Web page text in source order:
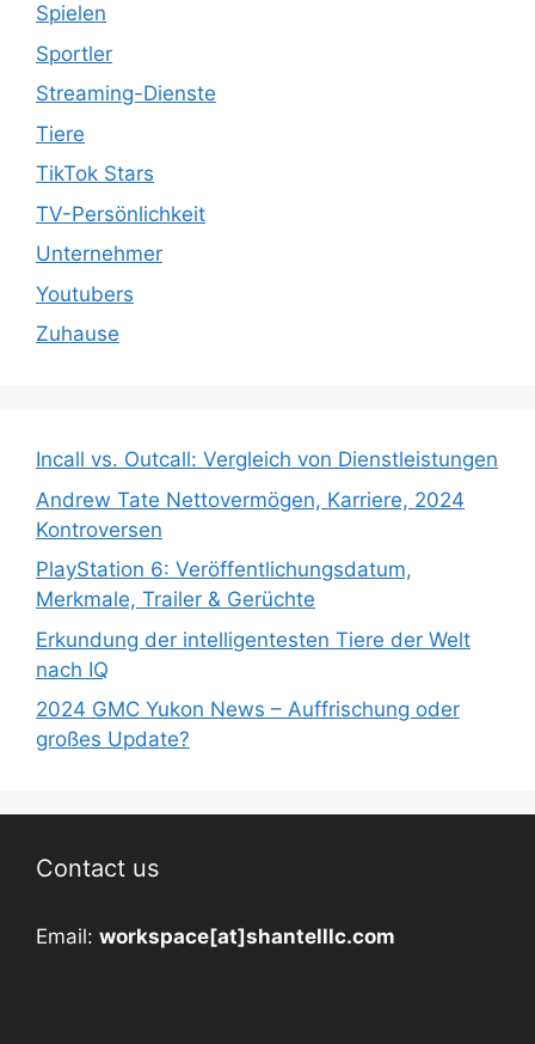
Spielen
Sportler
Streaming-Dienste
Tiere
TikTok Stars
TV-Persönlichkeit
Unternehmer
Youtubers
Zuhause
Incall vs. Outcall: Vergleich von Dienstleistungen
Andrew Tate Nettovermögen, Karriere, 2024
Kontroversen
PlayStation 6: Veröffentlichungsdatum,
Merkmale, Trailer & Gerüchte
Erkundung der intelligentesten Tiere der Welt
nach IQ
2024 GMC Yukon News – Auffrischung oder
großes Update?
Contact us
Email: workspace[at]shantelllc.com